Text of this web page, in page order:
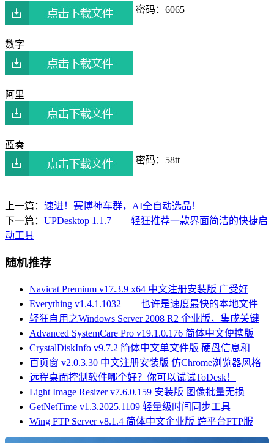
密码：6065
数字
阿里
蓝奏
密码：58tt
上一篇： 速进！赛博神车群，AI全自动选品！
下一篇： UPDesktop 1.1.7——轻狂推荐一款界面简洁的快捷启
动工具
随机推荐
Navicat Premium v17.3.9 x64 中文注册安装版 广受好
Everything v1.4.1.1032——也许是速度最快的本地文件
轻狂自用之Windows Server 2008 R2 企业版，集成关键
Advanced SystemCare Pro v19.1.0.176 简体中文便携版
CrystalDiskInfo v9.7.2 简体中文单文件版 硬盘信息和
百页窗 v2.0.3.30 中文注册安装版 仿Chrome浏览器风格
远程桌面控制软件哪个好？你可以试试ToDesk！
Light Image Resizer v7.6.0.159 安装版 图像批量无损
GetNetTime v1.3.2025.1109 轻量级时间同步工具
Wing FTP Server v8.1.4 简体中文企业版 跨平台FTP服